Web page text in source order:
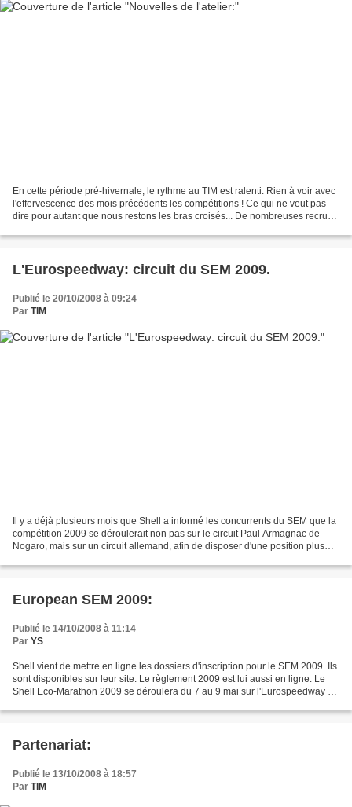
En cette période pré-hivernale, le rythme au TIM est ralenti. Rien à voir avec
l'effervescence des mois précédents les compétitions ! Ce qui ne veut pas
dire pour autant que nous restons les bras croisés... De nombreuses recrues
L'Eurospeedway: circuit du SEM 2009.
Publié le 20/10/2008 à 09:24
Par TIM
Il y a déjà plusieurs mois que Shell a informé les concurrents du SEM que la
compétition 2009 se déroulerait non pas sur le circuit Paul Armagnac de
Nogaro, mais sur un circuit allemand, afin de disposer d'une position plus
European SEM 2009:
Publié le 14/10/2008 à 11:14
Par YS
Shell vient de mettre en ligne les dossiers d'inscription pour le SEM 2009. Ils
sont disponibles sur leur site. Le règlement 2009 est lui aussi en ligne. Le
Shell Eco-Marathon 2009 se déroulera du 7 au 9 mai sur l'Eurospeedway de
Partenariat:
Publié le 13/10/2008 à 18:57
Par TIM